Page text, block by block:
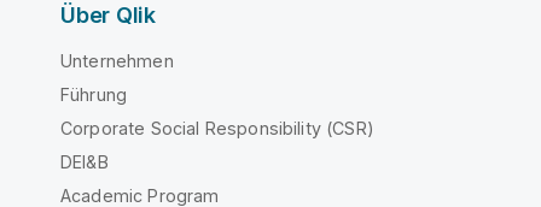
Über Qlik
Unternehmen
Führung
Corporate Social Responsibility (CSR)
DEI&B
Academic Program